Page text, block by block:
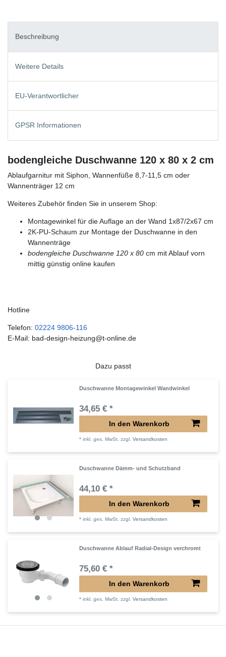
Beschreibung
Weitere Details
EU-Verantwortlicher
GPSR Informationen
bodengleiche Duschwanne 120 x 80 x 2 cm
Ablaufgarnitur mit Siphon, Wannenfüße 8,7-11,5 cm oder
Wannenträger 12 cm
Weiteres Zubehör finden Sie in unserem Shop:
Montagewinkel für die Auflage an der Wand 1x87/2x67 cm
2K-PU-Schaum zur Montage der Duschwanne in den
Wannenträge
bodengleiche Duschwanne 120 x 80 cm mit Ablauf vorn
mittig günstig online kaufen
Hotline
Telefon: 02224 9806-116
E-Mail: bad-design-heizung@t-online.de
Dazu passt
Duschwanne Montagewinkel Wandwinkel
34,65 € *
In den Warenkorb
*inkl. ges. MwSt. zzgl.Versandkosten
Duschwanne Dämm- und Schutzband
44,10 € *
In den Warenkorb
*inkl. ges. MwSt. zzgl.Versandkosten
Duschwanne Ablauf Radial-Design verchromt
75,60 € *
In den Warenkorb
*inkl. ges. MwSt. zzgl.Versandkosten